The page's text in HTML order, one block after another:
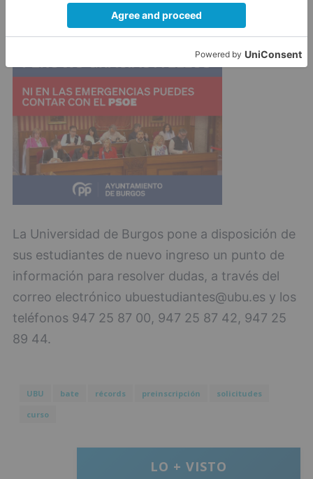
desde el día 10 en este enlace.
La Universidad de Burgos pone a disposición de
sus estudiantes de nuevo ingreso un punto de
información para resolver dudas, a través del
correo electrónico ubuestudiantes@ubu.es y los
teléfonos 947 25 87 00, 947 25 87 42, 947 25
89 44.
UBU bate récords preinscripción
solicitudes
curso
LO + VISTO